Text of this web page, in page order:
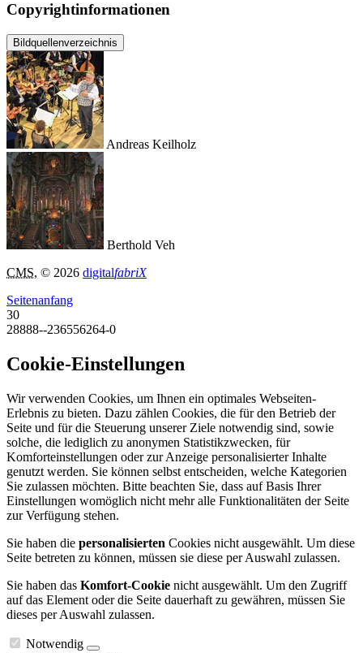
Copyrightinformationen
Bildquellenverzeichnis
Andreas Keilholz
Berthold Veh
CMS, © 2026 digitalfabriX
Seitenanfang
30
28888--236556264-0
Cookie-Einstellungen
Wir verwenden Cookies, um Ihnen ein optimales Webseiten-
Erlebnis zu bieten. Dazu zählen Cookies, die für den Betrieb der
Seite und für die Steuerung unserer Ziele notwendig sind, sowie
solche, die lediglich zu anonymen Statistikzwecken, für
Komforteinstellungen oder zur Anzeige personalisierter Inhalte
genutzt werden. Sie können selbst entscheiden, welche Kategorien
Sie zulassen möchten. Bitte beachten Sie, dass auf Basis Ihrer
Einstellungen womöglich nicht mehr alle Funktionalitäten der Seite
zur Verfügung stehen.
Sie haben die personalisierten Cookies nicht ausgewählt. Um diese
Seite betreten zu können, müssen sie diese per Auswahl zulassen.
Sie haben das Komfort-Cookie nicht ausgewählt. Um den Zugriff
auf das Element oder die Seite dauerhaft zu gewähren, müssen Sie
dieses per Auswahl zulassen.
Notwendig